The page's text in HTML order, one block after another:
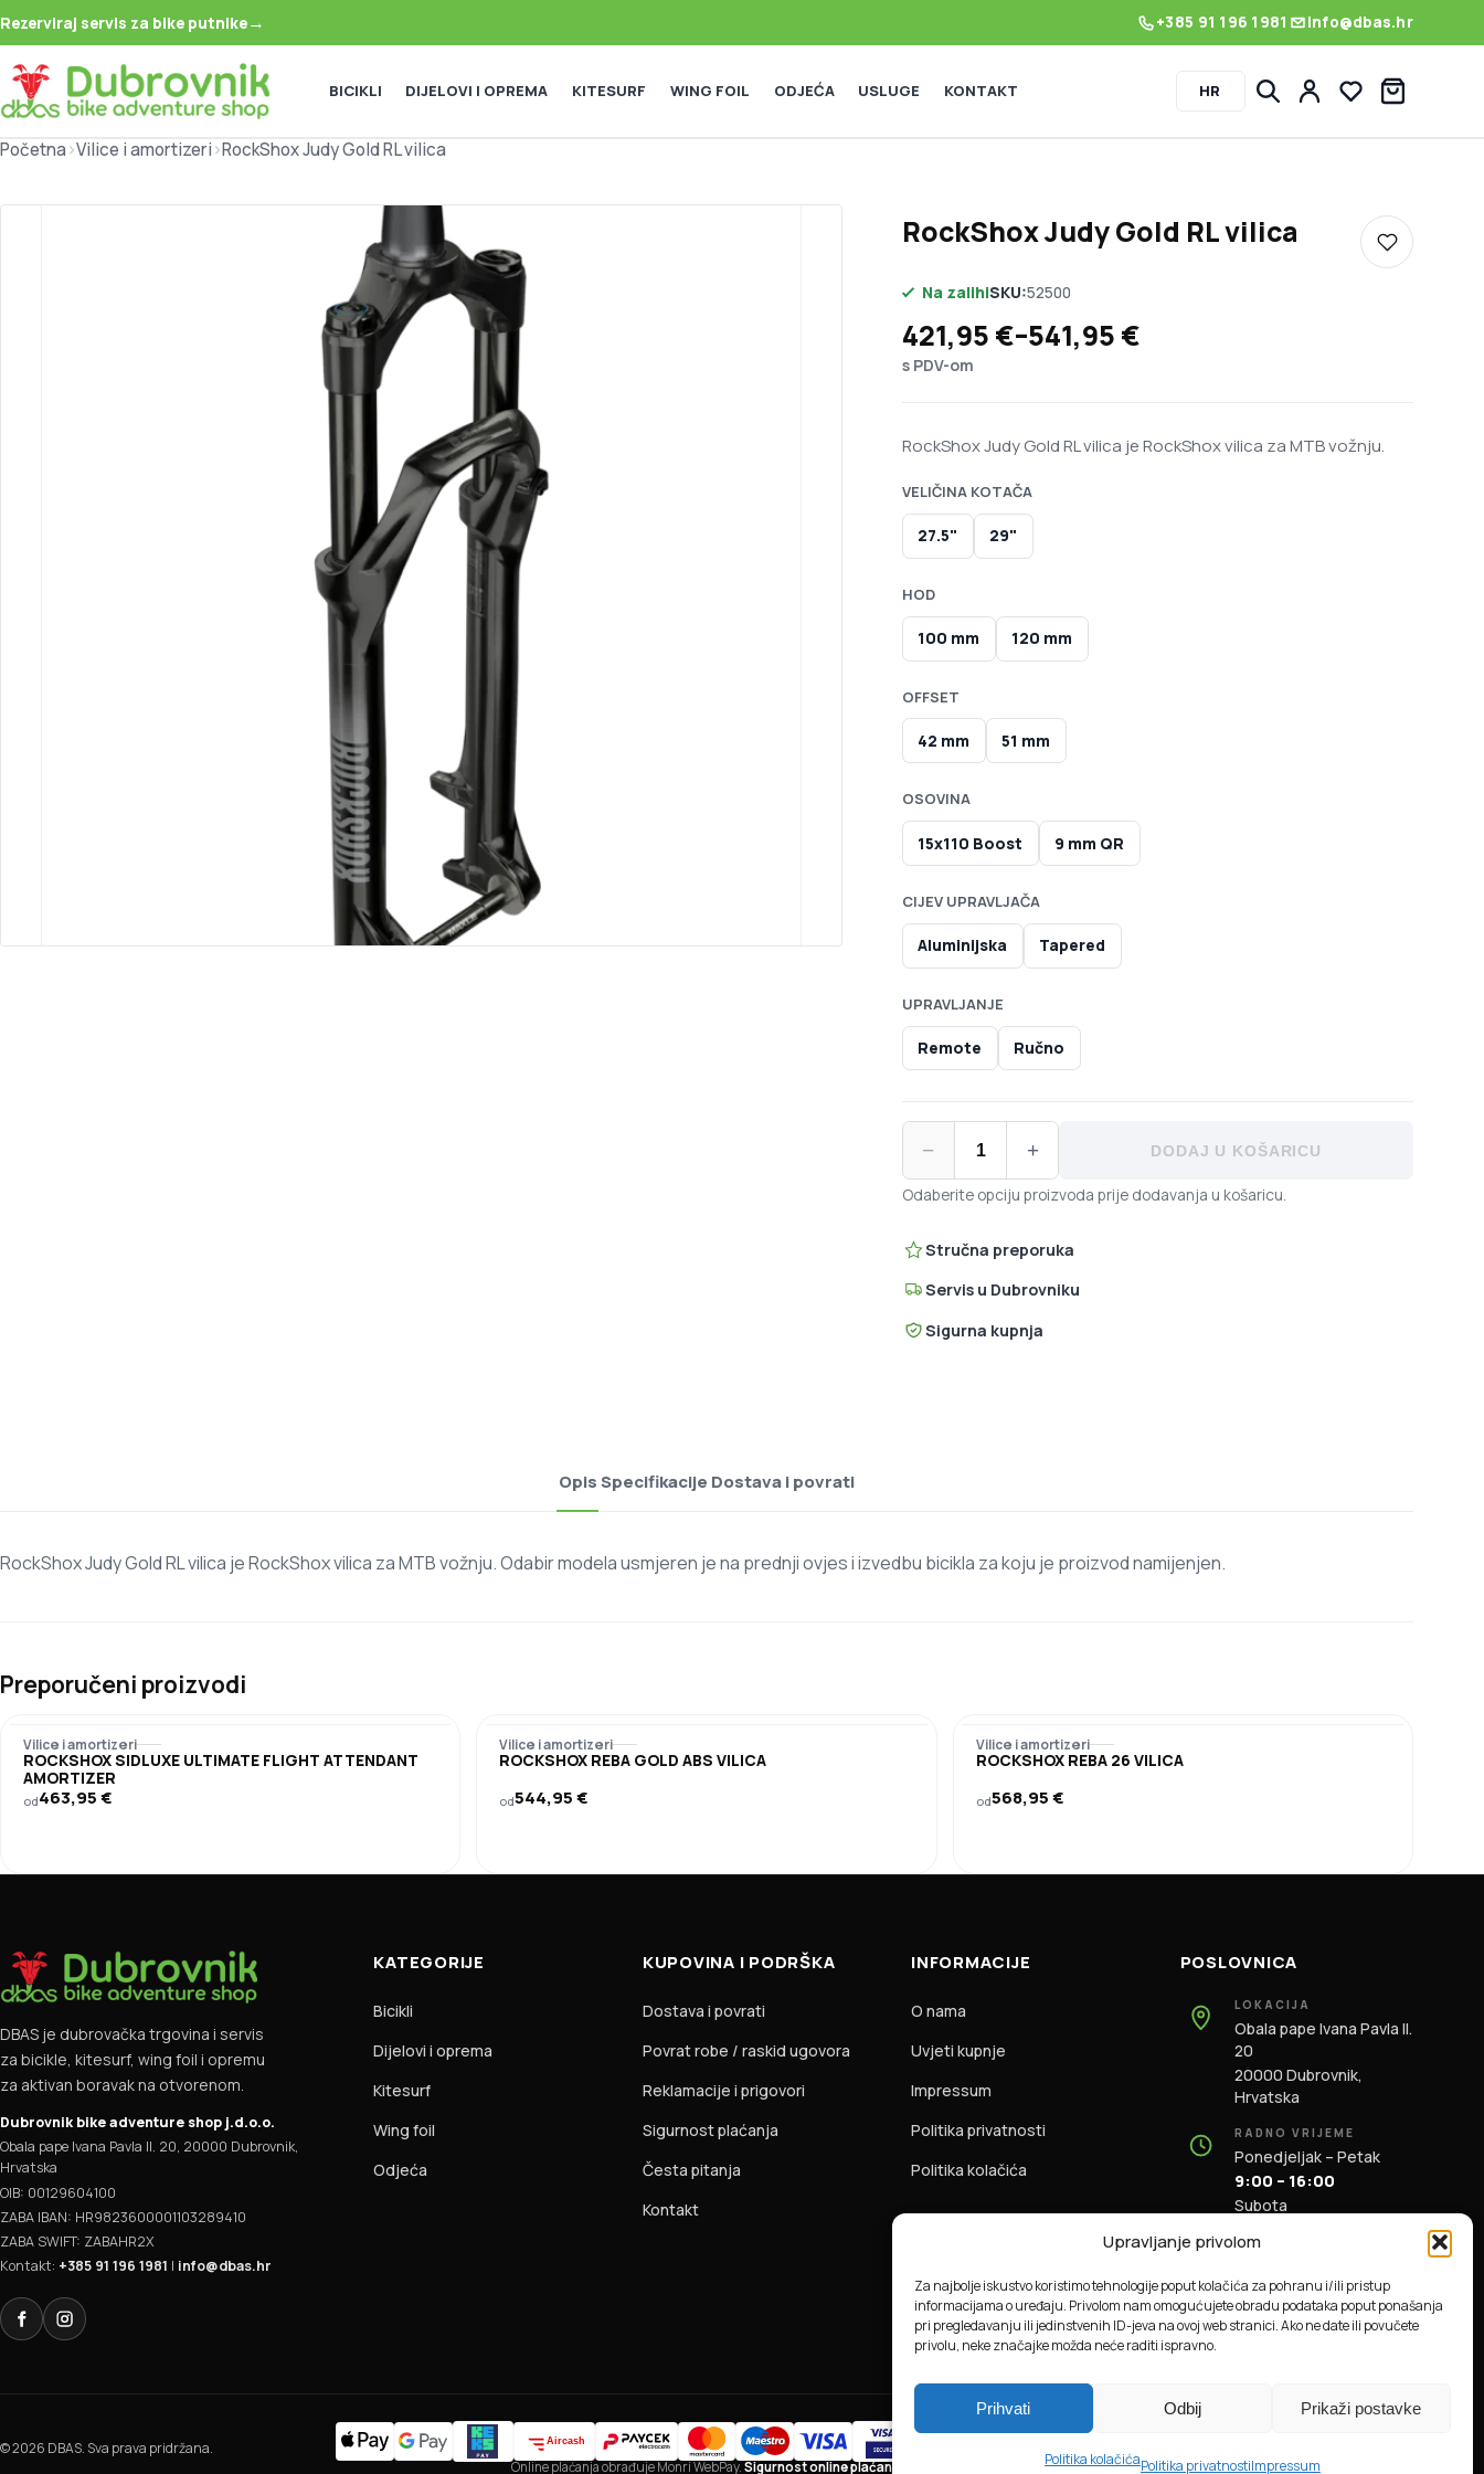
Upravljanje privolom
Za najbolje iskustvo koristimo tehnologije poput kolačića za pohranu i/ili pristup
informacijama o uređaju. Privolom nam omogućujete obradu podataka poput ponašanja
pri pregledavanju ili jedinstvenih ID-jeva na ovoj web stranici. Ako ne date ili povučete
privolu, neke značajke možda neće raditi ispravno.
Prihvati Odbij Prikaži postavke
Politika kolačićaPolitika privatnostiImpressum
Rezerviraj servis za bike putnike→ +385 91 196 1981 info@dbas.hr
HR Lista želja
BICIKLI DIJELOVI I OPREMA KITESURF WING FOIL ODJEĆA USLUGE KONTAKT
Početna>Vilice i amortizeri>RockShox Judy Gold RL vilica
RockShox Judy Gold RL vilica
Dodaj u
Na zalihiSKU:52500
421,95 €–541,95 €
Raspon cijena: od 421,95 € do 541,95 €
s PDV-om
RockShox Judy Gold RL vilica je RockShox vilica za MTB vožnju.
VELIČINA KOTAČA
27.5" 29"
HOD
100 mm 120 mm
OFFSET
42 mm 51 mm
OSOVINA
15x110 Boost 9 mm QR
CIJEV UPRAVLJAČA
Aluminijska Tapered
UPRAVLJANJE
Remote Ručno
− + DODAJ U KOŠARICU
Odaberite opciju proizvoda prije dodavanja u košaricu.
Stručna preporuka
Servis u Dubrovniku
Sigurna kupnja
OpisSpecifikacije Dostava i povrati
RockShox Judy Gold RL vilica je RockShox vilica za MTB vožnju. Odabir modela usmjeren je na prednji ovjes i izvedbu bicikla za koju je proizvod namijenjen.
Preporučeni proizvodi
Vilice i amortizeri
ROCKSHOX SIDLUXE ULTIMATE FLIGHT ATTENDANT
AMORTIZER
od463,95€
Vilice i amortizeri
ROCKSHOX REBA GOLD ABS VILICA
od544,95€
Vilice i amortizeri
ROCKSHOX REBA 26 VILICA
od568,95€
DBAS je dubrovačka trgovina i servis
za bicikle, kitesurf, wing foil i opremu
za aktivan boravak na otvorenom.
Dubrovnik bike adventure shop j.d.o.o.
Obala pape Ivana Pavla II. 20, 20000 Dubrovnik,
Hrvatska
OIB: 00129604100
ZABA IBAN: HR9823600001103289410
ZABA SWIFT: ZABAHR2X
Kontakt: +385 91 196 1981 | info@dbas.hr
FacebookInstagram
KATEGORIJE
Bicikli
Dijelovi i oprema
Kitesurf
Wing foil
Odjeća
KUPOVINA I PODRŠKA
Dostava i povrati
Povrat robe / raskid ugovora
Reklamacije i prigovori
Sigurnost plaćanja
Česta pitanja
Kontakt
INFORMACIJE
O nama
Uvjeti kupnje
Impressum
Politika privatnosti
Politika kolačića
POSLOVNICA
LOKACIJA
Obala pape Ivana Pavla II.
20
20000 Dubrovnik,
Hrvatska
RADNO VRIJEME
Ponedjeljak – Petak
9:00 – 16:00
Subota
+385 91 196 1981
info@dbas.hr
© 2026 DBAS. Sva prava pridržana.
Online plaćanja obrađuje Monri WebPay. Sigurnost online plaćanja